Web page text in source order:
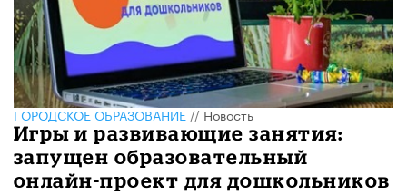
ГОРОДСКОЕ ОБРАЗОВАНИЕ//Новость
Игры и развивающие занятия:
запущен образовательный
онлайн-проект для дошкольников